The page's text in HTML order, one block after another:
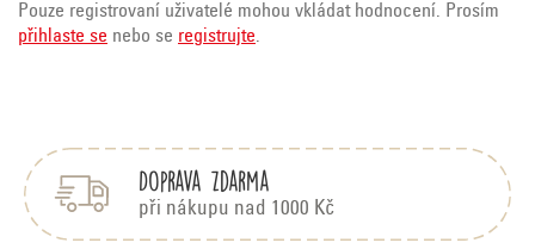
Pouze registrovaní uživatelé mohou vkládat hodnocení. Prosím
přihlaste se nebo se registrujte.
Doprava zdarma
při nákupu nad 1000 Kč